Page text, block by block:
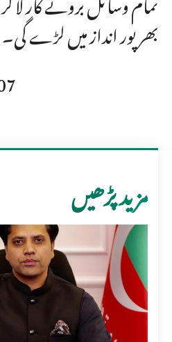
بھرپور انداز میں لڑے گی۔
مزید پڑھیں